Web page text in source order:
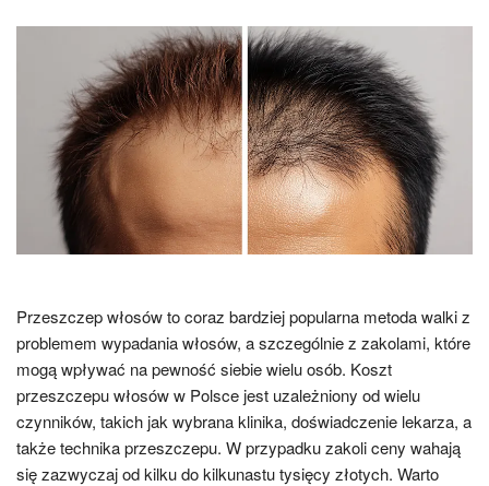
Przeszczep włosów to coraz bardziej popularna metoda walki z
problemem wypadania włosów, a szczególnie z zakolami, które
mogą wpływać na pewność siebie wielu osób. Koszt
przeszczepu włosów w Polsce jest uzależniony od wielu
czynników, takich jak wybrana klinika, doświadczenie lekarza, a
także technika przeszczepu. W przypadku zakoli ceny wahają
się zazwyczaj od kilku do kilkunastu tysięcy złotych. Warto